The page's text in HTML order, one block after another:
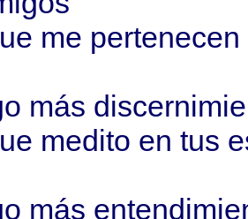
me pertenecen
más
medito en tus
más